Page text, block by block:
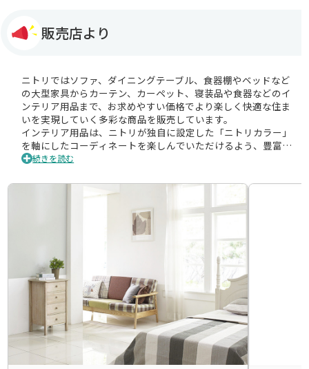
販売店より
ニトリではソファ、ダイニングテーブル、食器棚やベッドなど
の大型家具からカーテン、カーペット、寝装品や食器などのイ
ンテリア用品まで、お求めやすい価格でより楽しく快適な住ま
いを実現していく多彩な商品を販売しています。
インテリア用品は、ニトリが独自に設定した「ニトリカラー」
を軸にしたコーディネートを楽しんでいただけるよう、豊富な
商品を取り揃えて、家具はお客様がイメージしやすいように、
ごとにコーディネートを変えて展示をしています。
また、一部地域を除いては、自社開発のシステムキッチンなど
さまざまなタイプの家具も豊富に取り揃えており、お客様のラ
イフスタイルに合わせてお部屋をまるごとトータルコーディネ
ートすることができます。
ニトリのお店で、住まいの「楽しさ」「豊かさ」をぜひ実感し
てください。
続きを読む